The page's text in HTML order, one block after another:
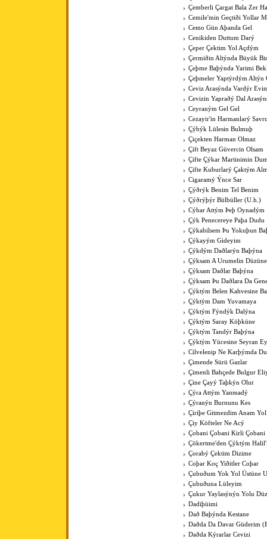
Çemberli Çargat Bala Zer
Cemile'min Geçtiði Yollar
Cemo Gün Aþanda Gel
Cenikiden Duttum Darý
Çeper Çektim Yol Açdým
Çermiðin Altýnda Büyük
Çeþme Baþýnda Yarimi
Çeþmeler Yaptýrdým Altýn
Ceviz Arasýnda Vardýr
Cevizin Yapraðý Dal
Ceyraným Gel Gel
Cezayir'in Harmanlarý
Çýbýk Lülesin Bulmuþ
Çiçekten Harman Olmaz
Çift Beyaz Güvercin Olsam
Çifte Çýkar Martinimin
Çifte Kuburlarý Çaktým
Cigaramý Ýnce Sar
Çýðrýk Benim Tel Benim
Çýðrýþýr Bülbüller (U.h.)
Cýhar Attým Þeþ Oynadým
Çýk Penecereye Paþa Dudu
Çýkabilsem Þu Yokuþun
Çýkayým Gideyim
Çýkdým Daðlarýn Baþýna
Çýksam A Urumelin Düzüne
Çýksam Daðlar Baþýna
Çýksam Þu Daðlara Da
Çýktým Belen Kahvesine
Çýktým Dam Yuvamaya
Çýktým Fýndýk Dalýna
Çýktým Saray Köþküne
Çýktým Tandýr Baþýna
Çýktým Yücesine Seyran
Cilvelenip Ne Karþýmda
Çimende Sürü Gazlar
Çimenli Bahçede Bulgur
Çine Çayý Taþkýn Olur
Çýra Attým Yanmadý
Çýranýn Burnunu Kes
Çiriþe Gitmezdim Anam
Çiy Köfteler Ne Acý
Çobani Çobani Kirli Çobani
Çökertme'den Çýktým
Çorabý Çektim Dizime
Coþar Koç Yiðitler Coþar
Çubuðum Yok Yol Üstüne
Çubuðuna Lüleyim
Çukur Yaylasýnýn Yolu
Dadiþüimi
Dað Baþýnda Kestane
Daðda Da Davar Güderim
Daðda Kýrarlar Cevizi